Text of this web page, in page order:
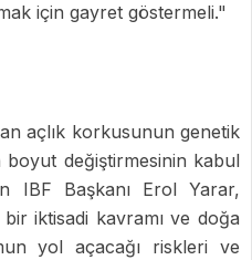
için gayret göstermeli."
açlık korkusunun genetik
boyut değiştirmesinin kabul
IBF Başkanı Erol Yarar,
iktisadi kavramı ve doğa
yol açacağı riskleri ve